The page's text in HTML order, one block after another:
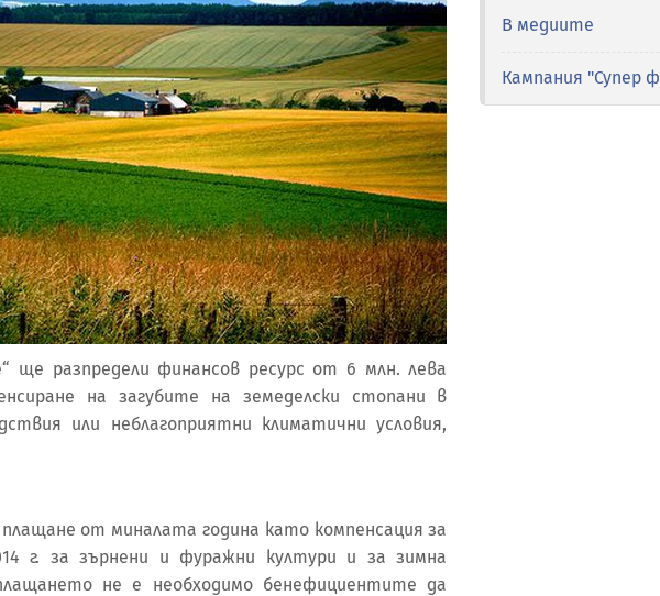
ще разпредели финансов ресурс от 6 млн. лева
на загубите на земеделски стопани в
или неблагоприятни климатични условия,
от миналата година като компенсация за
г. за зърнени и фуражни култури и за зимна
не е необходимо бенефициентите да
В медиите
Кампания "Супер